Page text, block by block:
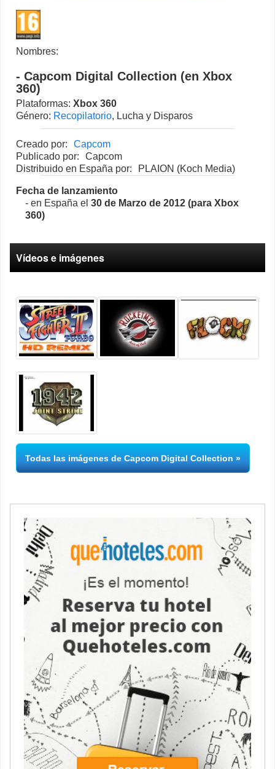
Nombres:
- Capcom Digital Collection (en Xbox
360)
Plataformas: Xbox 360
Género: Recopilatorio, Lucha y Disparos
Creado por:
Capcom
Publicado por:
Capcom
Distribuido en España por:
PLAION (Koch Media)
Fecha de lanzamiento
- en España el 30 de Marzo de 2012 (para Xbox
360)
Vídeos e imágenes
Todas las imágenes de Capcom Digital Collection